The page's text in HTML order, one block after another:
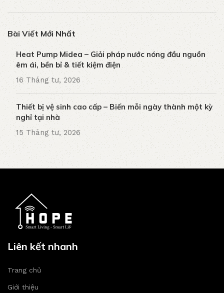
Bài Viết Mới Nhất
Heat Pump Midea – Giải pháp nước nóng đầu nguồn
êm ái, bền bỉ & tiết kiệm điện
16 Tháng tư, 2026
Thiết bị vệ sinh cao cấp – Biến mỗi ngày thành một kỳ
nghỉ tại nhà
15 Tháng tư, 2026
Liên kết nhanh
Trang chủ
Giới thiệu